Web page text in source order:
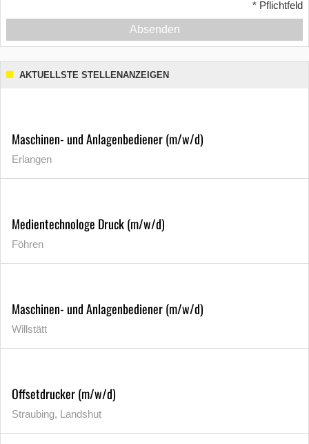
* Pflichtfeld
Absenden
AKTUELLSTE STELLENANZEIGEN
Maschinen- und Anlagenbediener (m/w/d)
Erlangen
Medientechnologe Druck (m/w/d)
Föhren
Maschinen- und Anlagenbediener (m/w/d)
Willstätt
Offsetdrucker (m/w/d)
Straubing, Landshut